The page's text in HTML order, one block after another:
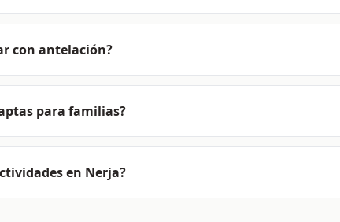
con antelación?
para familias?
en Nerja?